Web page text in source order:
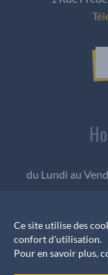
du Lundi au
Pour les élus,
Ce site utilise des
confort d'utilisation.
Pour en savoir plus,